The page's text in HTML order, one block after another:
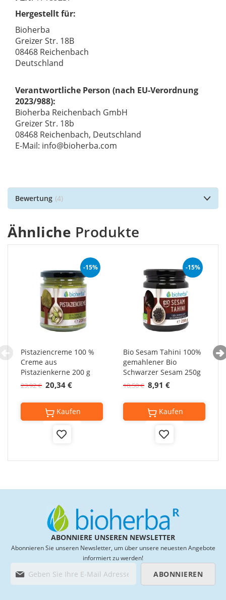
Hergestellt für:
Bioherba
Greizer Str. 18B
08468 Reichenbach
Deutschland
Verantwortliche Person (nach EU-Verordnung
2023/988):
Bioherba Reichenbach GmbH
Greizer Str. 18b
08468 Reichenbach, Deutschland
E-Mail: info@bioherba.com
Bewertung 4
Ähnliche Produkte
-15%
Pistaziencreme 100 %
Creme aus
Pistazienkerne 200 g
20,34 €
23,92 €
Add
Kaufen
-15%
Bio Sesam Tahini 100%
gemahlener Bio
Schwarzer Sesam 250g
8,91 €
10,50 €
Add
Kaufen
ABONNIERE UNSEREN NEWSLETTER
Abonnieren Sie unseren Newsletter, um über unsere neuesten Angebote
informiert zu werden!
l
ABONNIEREN